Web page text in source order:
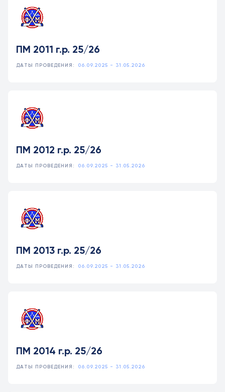
ПМ 2011 г.р. 25/26
ДАТЫ ПРОВЕДЕНИЯ: 06.09.2025 - 31.05.2026
ПМ 2012 г.р. 25/26
ДАТЫ ПРОВЕДЕНИЯ: 06.09.2025 - 31.05.2026
ПМ 2013 г.р. 25/26
ДАТЫ ПРОВЕДЕНИЯ: 06.09.2025 - 31.05.2026
ПМ 2014 г.р. 25/26
ДАТЫ ПРОВЕДЕНИЯ: 06.09.2025 - 31.05.2026